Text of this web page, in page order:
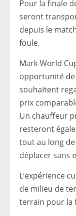
Pour la finale
seront
depuis le
foule.
Mark World
opportunité
souhaitent
prix
Un chauffeur
resteront
tout au long
déplacer sans
L’expérience
de milieu de
terrain pour la